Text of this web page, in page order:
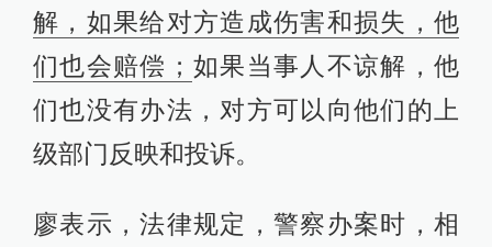
解，如果给对方造成伤害和损失，他
们也会赔偿； 如果当事人不谅解，他
们也没有办法，对方可以向他们的上
级部门反映和投诉。
廖表示，法律规定，警察办案时，相